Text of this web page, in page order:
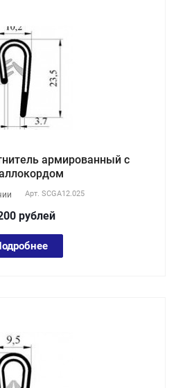
армированный с
Арт. SCGA12.025
рублей